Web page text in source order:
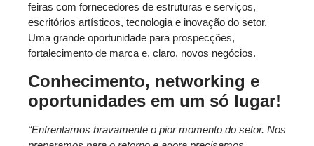
feiras com fornecedores de estruturas e serviços,
escritórios artísticos, tecnologia e inovação do setor.
Uma grande oportunidade para prospecções,
fortalecimento de marca e, claro, novos negócios.
Conhecimento, networking e
oportunidades em um só lugar!
“Enfrentamos bravamente o pior momento do setor. Nos